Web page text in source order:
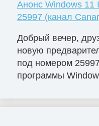
Анонс Windows 11
25997 (канал
Добрый вечер,
новую
под номером
программы